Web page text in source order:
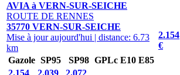
AVIA à VERN-SUR-SEICHE
ROUTE DE RENNES
35770 VERN-SUR-SEICHE
Mise à jour aujourd'hui | distance: 6.73
km
Gazole SP95 SP98 GPLc E10 E85
2.154
€